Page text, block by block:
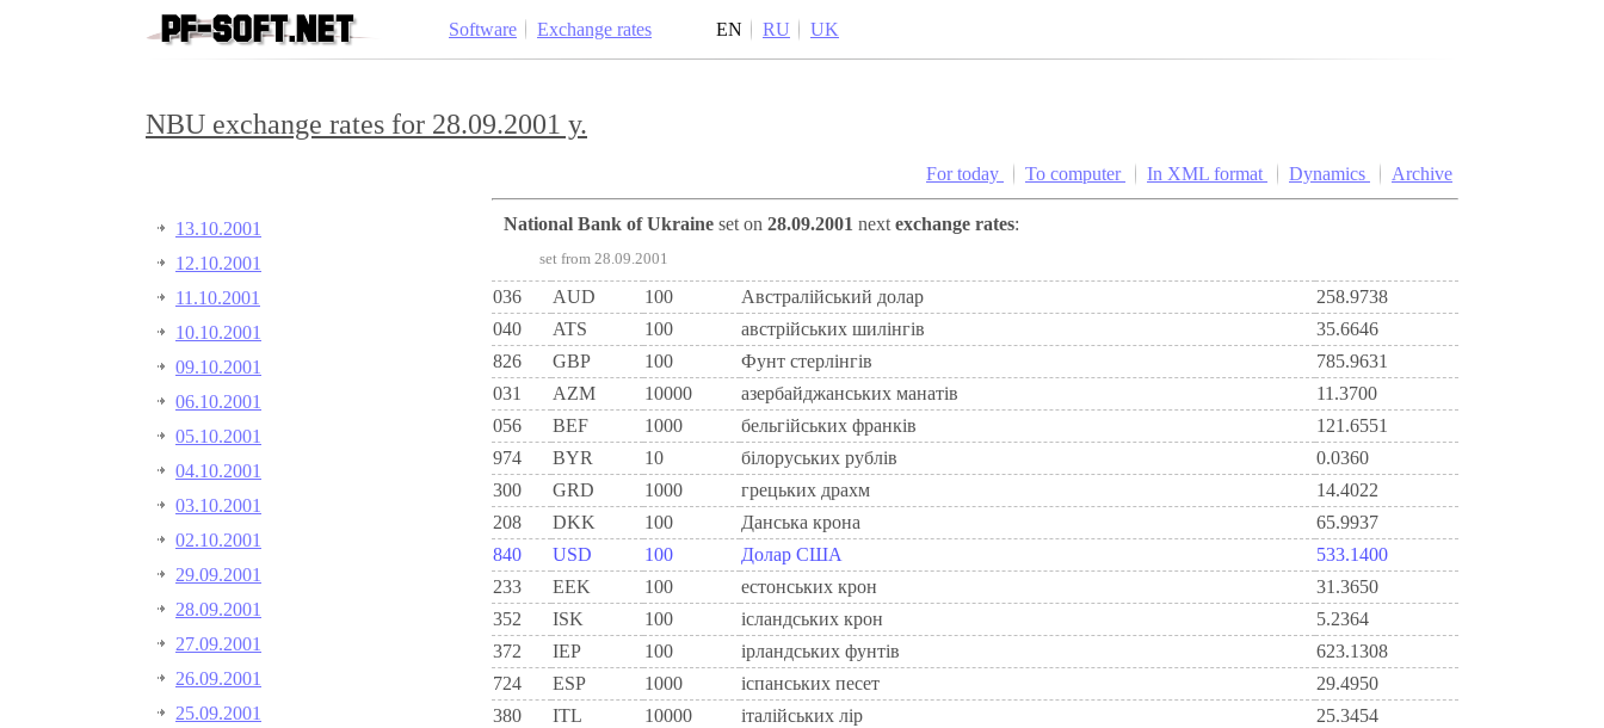
Software Exchange rates EN RU UK
NBU exchange rates for 28.09.2001 y.
13.10.2001
12.10.2001
11.10.2001
10.10.2001
09.10.2001
06.10.2001
05.10.2001
04.10.2001
03.10.2001
02.10.2001
29.09.2001
28.09.2001
27.09.2001
26.09.2001
25.09.2001
For today To computer In XML format Dynamics Archive
National Bank of Ukraine set on 28.09.2001 next exchange rates:
set from 28.09.2001
036 AUD 100 Австралійський долар
258.9738
040
ATS 100 австрiйських шилiнгiв
35.6646
826
GBP 100 Фунт стерлінгів
785.9631
031
AZM 10000 азербайджанських манатів
11.3700
056
BEF 1000 бельгiйських франкiв
121.6551
974
BYR 10 білоруських рублів
0.0360
300
GRD 1000 грецьких драхм
14.4022
208
DKK 100 Данська крона
65.9937
840
USD 100 Долар США
533.1400
233
EEK 100 естонських крон
31.3650
352
ISK 100 ісландських крон
5.2364
372
IEP 100 iрландських фунтiв
623.1308
724
ESP 1000 iспанських песет
29.4950
380
ITL 10000 iталiйських лiр
25.3454